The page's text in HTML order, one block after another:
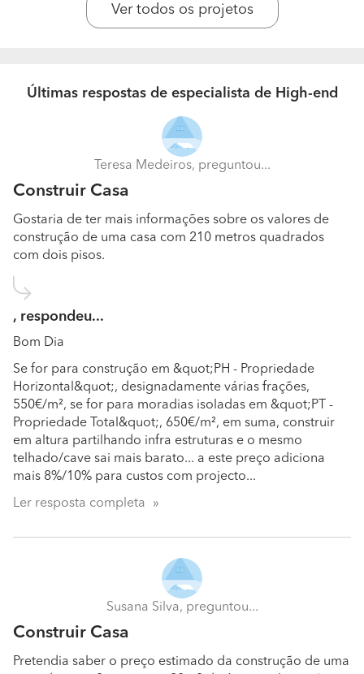
Que tipo de clientes possui? Quem é o seu cliente
Quais são as dúvidas mais comuns dos seus
clientes? E quais são as suas resposta?
Preços globais do empreendimento, designadamente,
preços de construção, projeto, taxas camarárias.
Que garantias oferece aos seus clientes em
relação aos trabalhos realizados?
Um corpo técnico, que está mais preocupado com
critérios de qualidade do que com o cumprimento de
objectivos pecuniários.
Quais as formas de pagamento que aceitam?
acordo com o compromisso assumido.
Qual foi o trabalho que realizou do qual tem mais
orgulho?
Moradia Peniche.
Ver todos os projetos
Últimas respostas de especialista de High-end
Teresa Medeiros, preguntou...
Construir Casa
Gostaria de ter mais informações sobre os valores de
construção de uma casa com 210 metros quadrados
com dois pisos.
, respondeu...
Bom Dia
Se for para construção em &quot;PH - Propriedade
Horizontal&quot;, designadamente várias frações,
550€/m², se for para moradias isoladas em &quot;PT -
Propriedade Total&quot;, 650€/m², em suma, construir
em altura partilhando infra estruturas e o mesmo
telhado/cave sai mais barato... a este preço adiciona
mais 8%/10% para custos com projecto...
Ler resposta completa
Susana Silva, preguntou...
Construir Casa
Pretendia saber o preço estimado da construção de uma